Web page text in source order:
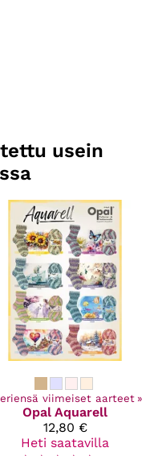
usein
Poistuvat ja eriensä viimeiset aarteet ‪»
Opal Aquarell
12,80 €
Heti saatavilla